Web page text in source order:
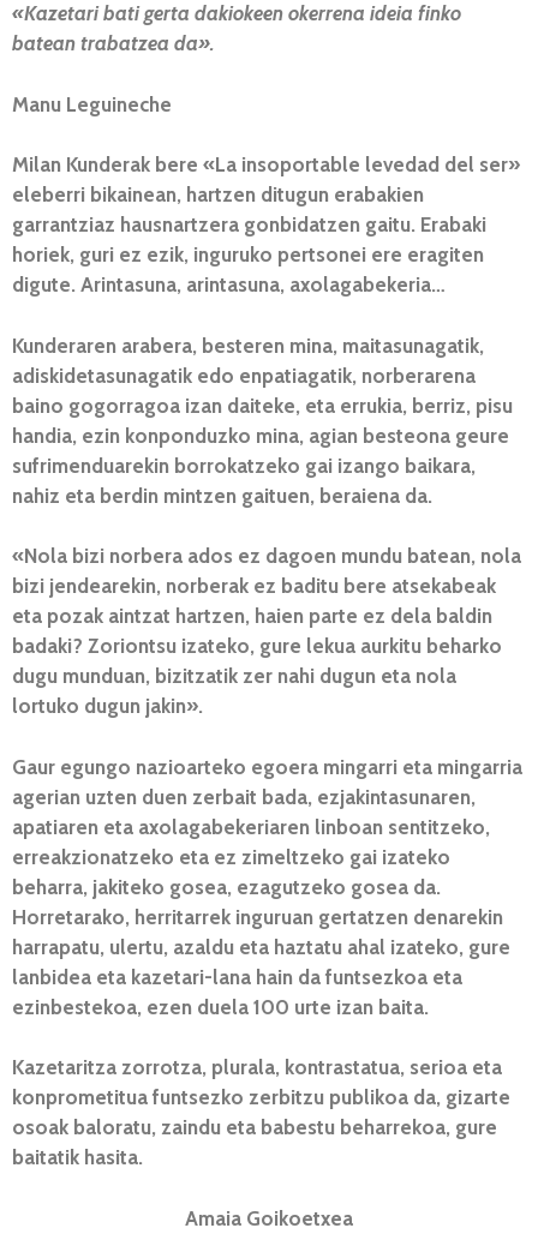
«Kazetari bati gerta dakiokeen okerrena ideia finko
batean trabatzea da».
Manu Leguineche
Milan Kunderak bere «La insoportable levedad del ser»
eleberri bikainean, hartzen ditugun erabakien
garrantziaz hausnartzera gonbidatzen gaitu. Erabaki
horiek, guri ez ezik, inguruko pertsonei ere eragiten
digute. Arintasuna, arintasuna, axolagabekeria…
Kunderaren arabera, besteren mina, maitasunagatik,
adiskidetasunagatik edo enpatiagatik, norberarena
baino gogorragoa izan daiteke, eta errukia, berriz, pisu
handia, ezin konponduzko mina, agian besteona geure
sufrimenduarekin borrokatzeko gai izango baikara,
nahiz eta berdin mintzen gaituen, beraiena da.
«Nola bizi norbera ados ez dagoen mundu batean, nola
bizi jendearekin, norberak ez baditu bere atsekabeak
eta pozak aintzat hartzen, haien parte ez dela baldin
badaki? Zoriontsu izateko, gure lekua aurkitu beharko
dugu munduan, bizitzatik zer nahi dugun eta nola
lortuko dugun jakin».
Gaur egungo nazioarteko egoera mingarri eta mingarria
agerian uzten duen zerbait bada, ezjakintasunaren,
apatiaren eta axolagabekeriaren linboan sentitzeko,
erreakzionatzeko eta ez zimeltzeko gai izateko
beharra, jakiteko gosea, ezagutzeko gosea da.
Horretarako, herritarrek inguruan gertatzen denarekin
harrapatu, ulertu, azaldu eta haztatu ahal izateko, gure
lanbidea eta kazetari-lana hain da funtsezkoa eta
ezinbestekoa, ezen duela 100 urte izan baita.
Kazetaritza zorrotza, plurala, kontrastatua, serioa eta
konprometitua funtsezko zerbitzu publikoa da, gizarte
osoak baloratu, zaindu eta babestu beharrekoa, gure
baitatik hasita.
Amaia Goikoetxea